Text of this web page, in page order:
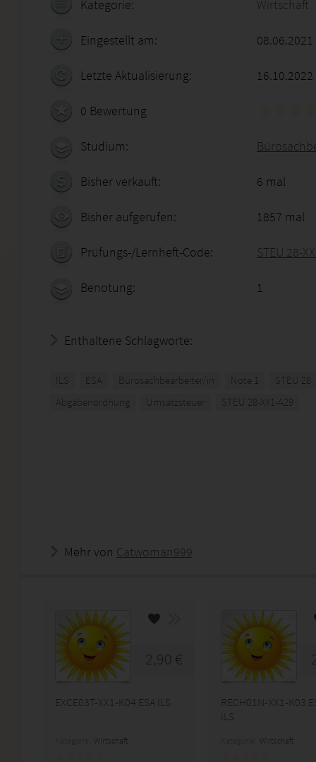
Kategorie: Wirtschaft
Eingestellt am:
Letzte Aktualisierung: 16.10.2022
0 Bewertung
Studium:
Bisher verkauft: 6 mal
Bisher aufgerufen: 1857 mal
Prüfungs-/Lernheft-Code: STEU 28-
Benotung: 1
Enthaltene Schlagworte:
ILS ESA Bürosachbearbeiter/in Note 1
STEU 28
Abgabenordnung
Umsatzsteuer STEU 28-XX1-A29
Mehr von Catwoman999
2,90 €
EXCE03T-XX1-K04 ESA ILS
Wirtschaft
RECH01N-XX1-K03
ILS
Wirtschaft